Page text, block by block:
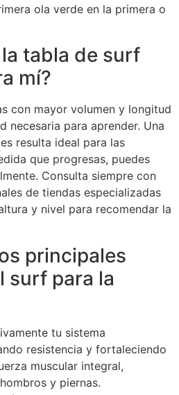
ola verde en la primera o
tabla de surf
mí?
con mayor volumen y longitud
necesaria para aprender. Una
resulta ideal para las
que progresas, puedes
Consulta siempre con
de tiendas especializadas
y nivel para recomendar la
principales
surf para la
tu sistema
resistencia y fortaleciendo
muscular integral,
y piernas.